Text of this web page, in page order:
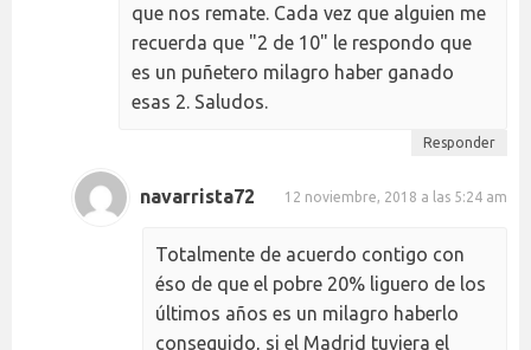
que nos remate. Cada vez que alguien me
recuerda que "2 de 10" le respondo que
es un puñetero milagro haber ganado
esas 2. Saludos.
Responder
navarrista72 12 noviembre, 2018 a las 5:24 am
Totalmente de acuerdo contigo con
éso de que el pobre 20% liguero de los
últimos años es un milagro haberlo
conseguido, si el Madrid tuviera el